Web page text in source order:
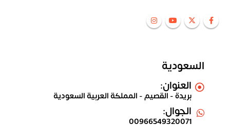
السعودية
العنوان:
بريدة - القصيم - المملكة العربية السعودية
الجوال:
00966549320071